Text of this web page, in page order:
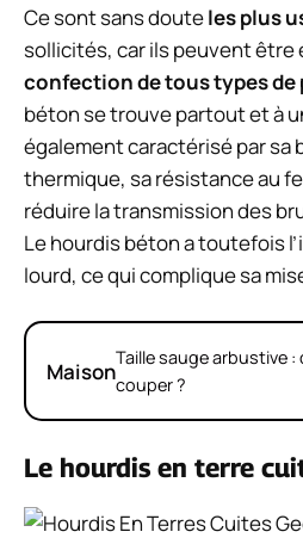
Ce sont sans douteles plus
sollicités, car ils peuvent être
confection de tous types de
béton se trouve partout et à
également caractérisé par sa
thermique, sa résistance au
réduire la transmission des
Le hourdis béton a toutefois
lourd, ce qui complique sa
MaisonTaille sauge arbustive
couper ?
Le hourdis en terre